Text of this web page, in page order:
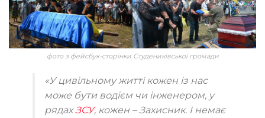
фото з фейсбук-сторінки Студениківської громади
«У цивільному житті кожен із нас
може бути водієм чи інженером, у
рядахЗСУ, кожен – Захисник. І немає